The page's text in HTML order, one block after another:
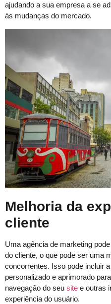
ajudando a sua empresa a se
às mudanças do mercado.
Melhoria da
cliente
Uma agência de marketing
do cliente, o que pode ser uma
concorrentes. Isso pode incluir
personalizado e aprimorado
navegação do seu site e outras
experiência do usuário.